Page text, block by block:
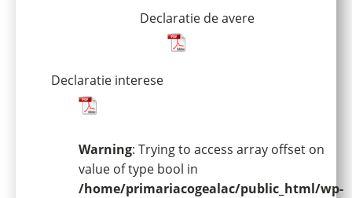
Declaratie de avere
Declaratie interese
Warning: Trying to access array offset on
value of type bool in
/home/primariacogealac/public_html/wp-